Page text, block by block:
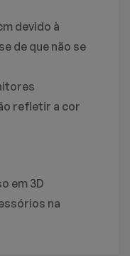
devido à
de que não se
refletir a cor
em 3D
na